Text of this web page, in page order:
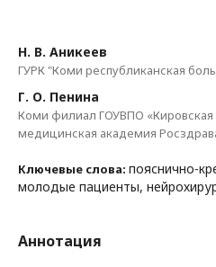
Н. В. Аникеев
ГУРК "Коми республиканская
Г. О. Пенина
Коми филиал ГОУВПО «Кировская
медицинская академия
Ключевые слова: пояснично-
молодые пациенты,
Аннотация